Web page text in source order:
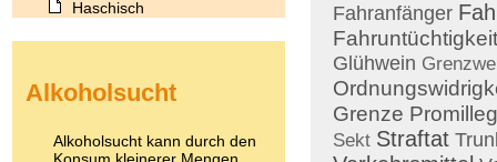
Fahranfänger
Fahruntüchtigkeit
Glühwein
Grenze
Sekt Straftat
Haschisch
Kokain
LSD
Marihuana
Alkoholsucht
Alkoholsucht kann durch den
Konsum kleinerer Mengen